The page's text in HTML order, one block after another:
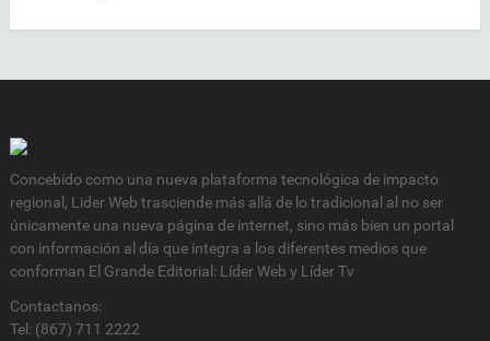
Concebido como una nueva plataforma tecnológica de impacto
regional, Lider Web trasciende más allá de lo tradicional al no ser
únicamente una nueva página de internet, sino más bien un portal
con información al día que integra a los diferentes medios que
conforman El Grande Editorial: Líder Web y Líder Tv
Contactanos:
Tel: (867) 711 2222